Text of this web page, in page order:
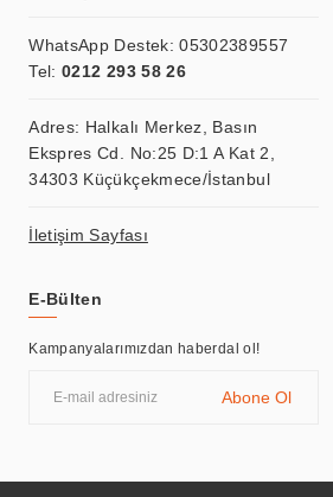
WhatsApp Destek:05302389557
Tel: 0212 293 58 26
Adres: Halkalı Merkez, Basın
Ekspres Cd. No:25 D:1 A Kat 2,
34303 Küçükçekmece/İstanbul
İletişim Sayfası
E-Bülten
Kampanyalarımızdan haberdal ol!
Abone Ol